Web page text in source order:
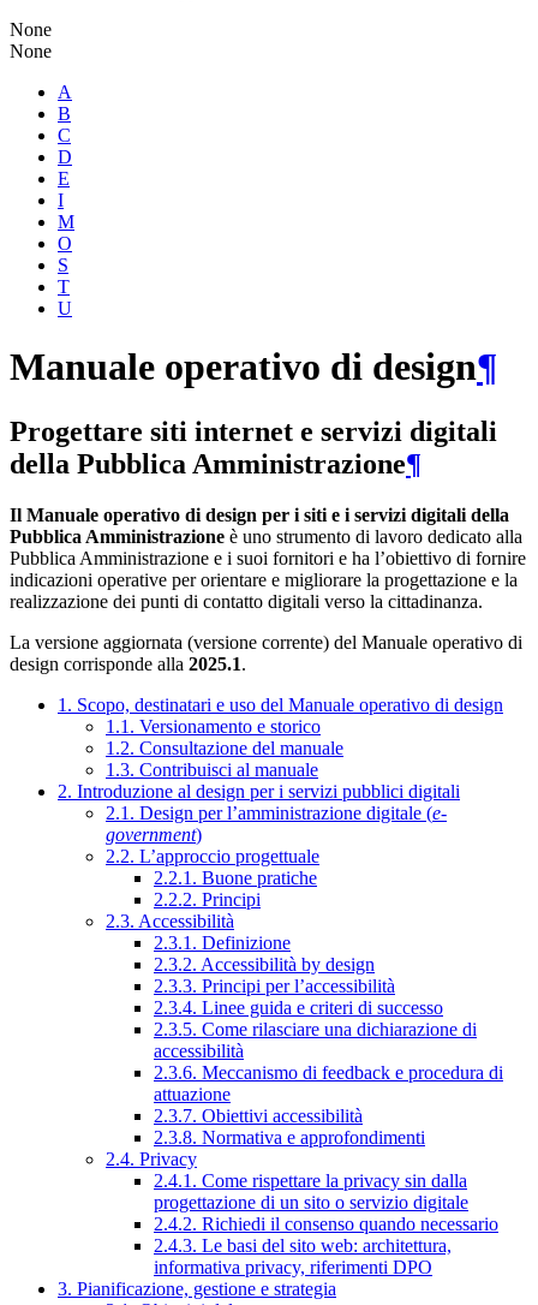
None
None
A
B
C
D
E
I
M
O
S
T
U
Manuale operativo di design¶
Progettare siti internet e servizi digitali
della Pubblica Amministrazione¶
Il Manuale operativo di design per i siti e i servizi digitali della
Pubblica Amministrazione è uno strumento di lavoro dedicato alla
Pubblica Amministrazione e i suoi fornitori e ha l’obiettivo di fornire
indicazioni operative per orientare e migliorare la progettazione e la
realizzazione dei punti di contatto digitali verso la cittadinanza.
La versione aggiornata (versione corrente) del Manuale operativo di
design corrisponde alla 2025.1.
1. Scopo, destinatari e uso del Manuale operativo di design
1.1. Versionamento e storico
1.2. Consultazione del manuale
1.3. Contribuisci al manuale
2. Introduzione al design per i servizi pubblici digitali
2.1. Design per l’amministrazione digitale (e-
government)
2.2. L’approccio progettuale
2.2.1. Buone pratiche
2.2.2. Principi
2.3. Accessibilità
2.3.1. Definizione
2.3.2. Accessibilità by design
2.3.3. Principi per l’accessibilità
2.3.4. Linee guida e criteri di successo
2.3.5. Come rilasciare una dichiarazione di
accessibilità
2.3.6. Meccanismo di feedback e procedura di
attuazione
2.3.7. Obiettivi accessibilità
2.3.8. Normativa e approfondimenti
2.4. Privacy
2.4.1. Come rispettare la privacy sin dalla
progettazione di un sito o servizio digitale
2.4.2. Richiedi il consenso quando necessario
2.4.3. Le basi del sito web: architettura,
informativa privacy, riferimenti DPO
3. Pianificazione, gestione e strategia